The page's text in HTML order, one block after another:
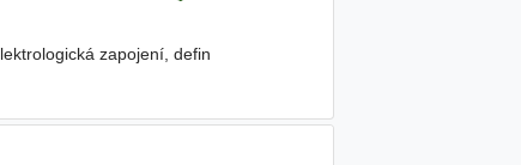
zapojení, defin